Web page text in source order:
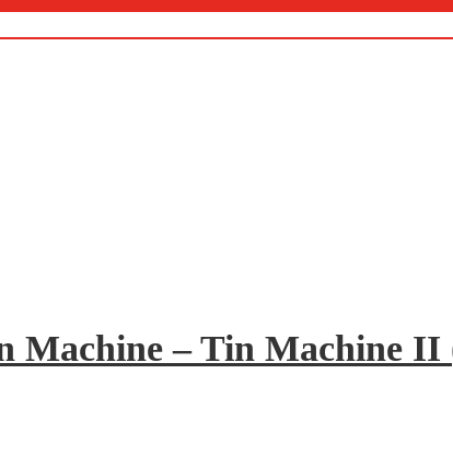
Machine – Tin Machine II